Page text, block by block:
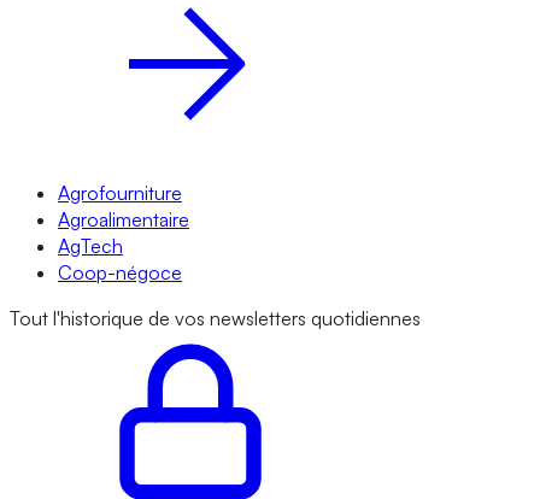
Agrofourniture
Agroalimentaire
AgTech
Coop-négoce
Tout l'historique de vos newsletters quotidiennes